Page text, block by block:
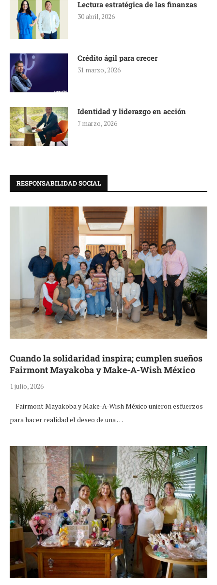
Lectura estratégica de las finanzas
30 abril, 2026
Crédito ágil para crecer
31 marzo, 2026
Identidad y liderazgo en acción
7 marzo, 2026
RESPONSABILIDAD SOCIAL
Cuando la solidaridad inspira; cumplen sueños
Fairmont Mayakoba y Make-A-Wish México
1 julio, 2026
Fairmont Mayakoba y Make-A-Wish México unieron esfuerzos
para hacer realidad el deseo de una …